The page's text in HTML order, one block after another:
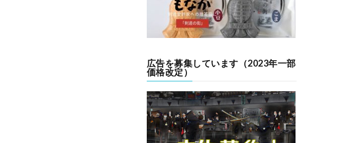
広告を募集しています（2023年一部
価格改定）